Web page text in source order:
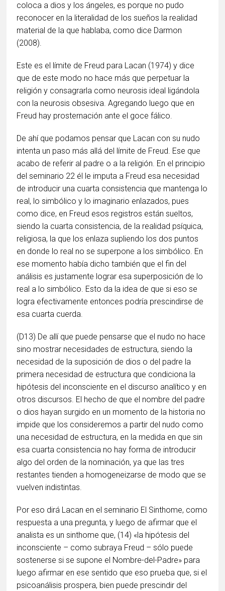
coloca a dios y los ángeles, es porque no pudo
reconocer en la literalidad de los sueños la realidad
material de la que hablaba, como dice Darmon
(2008).
Este es el límite de Freud para Lacan (1974) y dice
que de este modo no hace más que perpetuar la
religión y consagrarla como neurosis ideal ligándola
con la neurosis obsesiva. Agregando luego que en
Freud hay prosternación ante el goce fálico.
De ahí que podamos pensar que Lacan con su nudo
intenta un paso más allá del límite de Freud. Ese que
acabo de referir al padre o a la religión. En el principio
del seminario 22 él le imputa a Freud esa necesidad
de introducir una cuarta consistencia que mantenga lo
real, lo simbólico y lo imaginario enlazados, pues
como dice, en Freud esos registros están sueltos,
siendo la cuarta consistencia, de la realidad psíquica,
religiosa, la que los enlaza supliendo los dos puntos
en donde lo real no se superpone a los simbólico. En
ese momento había dicho también que el fin del
análisis es justamente lograr esa superposición de lo
real a lo simbólico. Esto da la idea de que si eso se
logra efectivamente entonces podría prescindirse de
esa cuarta cuerda.
(D13) De allí que puede pensarse que el nudo no hace
sino mostrar necesidades de estructura, siendo la
necesidad de la suposición de dios o del padre la
primera necesidad de estructura que condiciona la
hipótesis del inconsciente en el discurso analítico y en
otros discursos. El hecho de que el nombre del padre
o dios hayan surgido en un momento de la historia no
impide que los consideremos a partir del nudo como
una necesidad de estructura, en la medida en que sin
esa cuarta consistencia no hay forma de introducir
algo del orden de la nominación, ya que las tres
restantes tienden a homogeneizarse de modo que se
vuelven indistintas.
Por eso dirá Lacan en el seminario El Sinthome, como
respuesta a una pregunta, y luego de afirmar que el
analista es un sinthome que, (14) «la hipótesis del
inconsciente – como subraya Freud – sólo puede
sostenerse si se supone el Nombre-del-Padre» para
luego afirmar en ese sentido que eso prueba que, si el
psicoanálisis prospera, bien puede prescindir del